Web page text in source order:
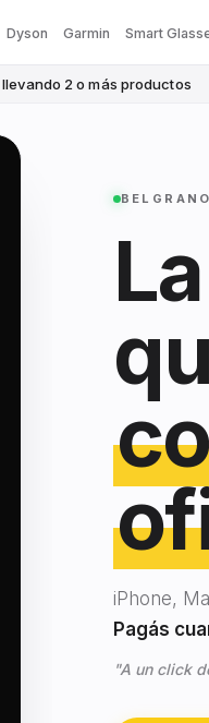
Dyson Garmin Smart
llevando 2 o más productos
iPhone,
Pagás
"A un click